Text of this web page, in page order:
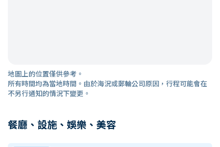
地圖上的位置僅供參考。
所有時間均為當地時間。由於海況或郵輪公司原因，行程可能會在
不另行通知的情況下變更。
餐廳、設施、娛樂、美容